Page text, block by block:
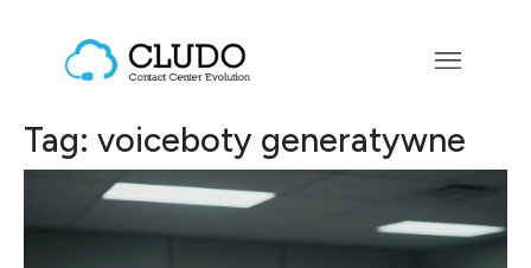
Main Navigation
Tag: voiceboty generatywne